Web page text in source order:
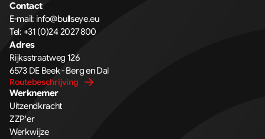
Contact
E-mail: info@bullseye.eu
Tel: +31 (0)24 2027 800
Adres
Rijksstraatweg 126
6573 DE Beek - Berg en Dal
Routebeschrijving
Werknemer
Uitzendkracht
ZZP'er
Werkwijze